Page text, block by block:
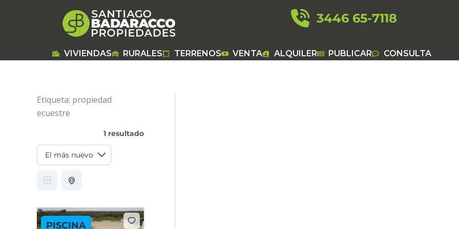
3446 65-7118
VIVIENDAS RURALES TERRENOS VENTA ALQUILER PUBLICAR CONSULTA
Etiqueta: propiedad
ecuestre
1 resultado
PISCINA